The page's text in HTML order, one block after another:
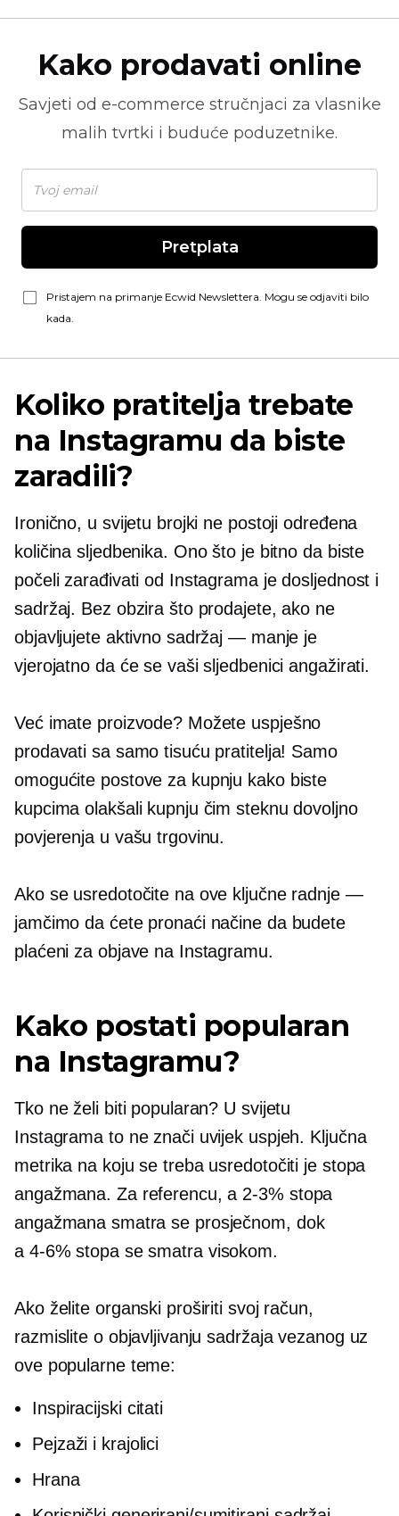
Kako prodavati online
Savjeti od e-commerce stručnjaci za vlasnike
malih tvrtki i buduće poduzetnike.
Pretplata
Pristajem na primanje Ecwid Newslettera. Mogu se odjaviti bilo
kada.
Koliko pratitelja trebate
na Instagramu da biste
zaradili?
Ironično, u svijetu brojki ne postoji određena
količina sljedbenika. Ono što je bitno da biste
počeli zarađivati ​​od Instagrama je dosljednost i
sadržaj. Bez obzira što prodajete, ako ne
objavljujete aktivno sadržaj — manje je
vjerojatno da će se vaši sljedbenici angažirati.
Već imate proizvode? Možete uspješno
prodavati sa samo tisuću pratitelja! Samo
omogućite postove za kupnju kako biste
kupcima olakšali kupnju čim steknu dovoljno
povjerenja u vašu trgovinu.
Ako se usredotočite na ove ključne radnje —
jamčimo da ćete pronaći načine da budete
plaćeni za objave na Instagramu.
Kako postati popularan
na Instagramu?
Tko ne želi biti popularan? U svijetu
Instagrama to ne znači uvijek uspjeh. Ključna
metrika na koju se treba usredotočiti je stopa
angažmana. Za referencu, a 2-3% stopa
angažmana smatra se prosječnom, dok
a 4-6% stopa se smatra visokom.
Ako želite organski proširiti svoj račun,
razmislite o objavljivanju sadržaja vezanog uz
ove popularne teme:
Inspiracijski citati
Pejzaži i krajolici
Hrana